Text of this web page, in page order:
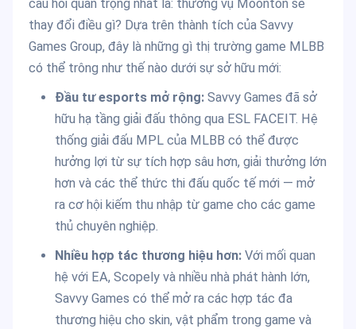
câu hỏi quan trọng nhất là: thương vụ Moonton sẽ
thay đổi điều gì? Dựa trên thành tích của Savvy
Games Group, đây là những gì thị trường game MLBB
có thể trông như thế nào dưới sự sở hữu mới:
Đầu tư esports mở rộng:Savvy Games đã sở
hữu hạ tầng giải đấu thông qua ESL FACEIT. Hệ
thống giải đấu MPL của MLBB có thể được
hưởng lợi từ sự tích hợp sâu hơn, giải thưởng lớn
hơn và các thể thức thi đấu quốc tế mới — mở
ra cơ hội kiếm thu nhập từ game cho các game
thủ chuyên nghiệp.
Nhiều hợp tác thương hiệu hơn:Với mối quan
hệ với EA, Scopely và nhiều nhà phát hành lớn,
Savvy Games có thể mở ra các hợp tác đa
thương hiệu cho skin, vật phẩm trong game và